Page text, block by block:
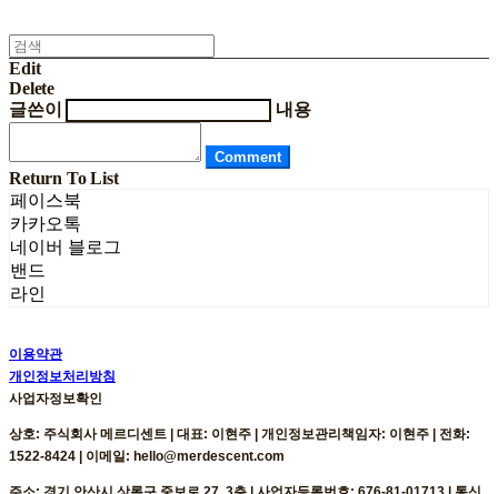
Edit
Delete
글쓴이
내용
Comment
Return To List
페이스북
카카오톡
네이버 블로그
밴드
라인
이용약관
개인정보처리방침
사업자정보확인
상호: 주식회사 메르디센트 | 대표: 이현주 | 개인정보관리책임자: 이현주 | 전화:
1522-8424 | 이메일: hello@merdescent.com